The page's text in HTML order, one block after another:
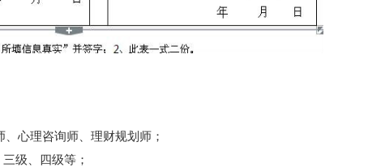
心理咨询师、理财规划师；
级、四级等；